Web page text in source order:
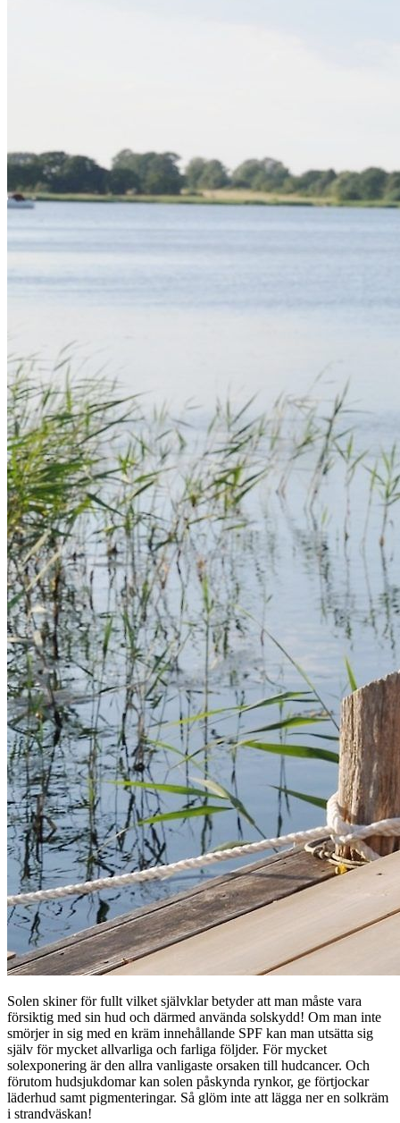
Solen skiner för fullt vilket självklar betyder att man måste vara
försiktig med sin hud och därmed använda solskydd! Om man inte
smörjer in sig med en kräm innehållande SPF kan man utsätta sig
själv för mycket allvarliga och farliga följder. För mycket
solexponering är den allra vanligaste orsaken till hudcancer. Och
förutom hudsjukdomar kan solen påskynda rynkor, ge förtjockar
läderhud samt pigmenteringar. Så glöm inte att lägga ner en solkräm
i strandväskan!